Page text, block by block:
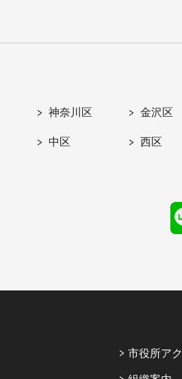
神奈川区 金沢区
中区 西区
市役所ア